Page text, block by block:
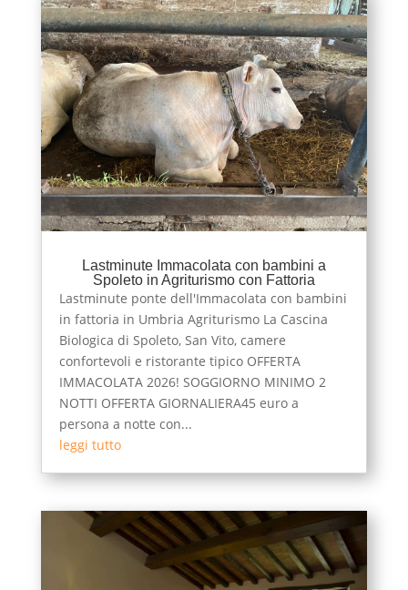
Lastminute Immacolata con bambini a
Spoleto in Agriturismo con Fattoria
Lastminute ponte dell'Immacolata con bambini
in fattoria in Umbria Agriturismo La Cascina
Biologica di Spoleto, San Vito, camere
confortevoli e ristorante tipico OFFERTA
IMMACOLATA 2026! SOGGIORNO MINIMO 2
NOTTI OFFERTA GIORNALIERA45 euro a
persona a notte con...
leggi tutto